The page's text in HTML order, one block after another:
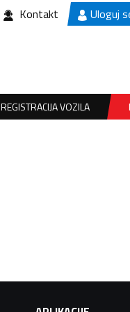
Kontakt Uloguj
REGISTRACIJA VOZILA